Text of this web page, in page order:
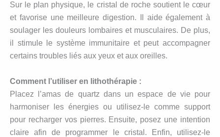
Sur le plan physique, le cristal de roche soutient le cœur
et favorise une meilleure digestion. Il aide également à
soulager les douleurs lombaires et musculaires. De plus,
il stimule le système immunitaire et peut accompagner
certains troubles liés aux yeux et aux oreilles.
Comment l’utiliser en lithothérapie :
Placez l’amas de quartz dans un espace de vie pour
harmoniser les énergies ou utilisez-le comme support
pour recharger vos pierres. Ensuite, posez une intention
claire afin de programmer le cristal. Enfin, utilisez-le